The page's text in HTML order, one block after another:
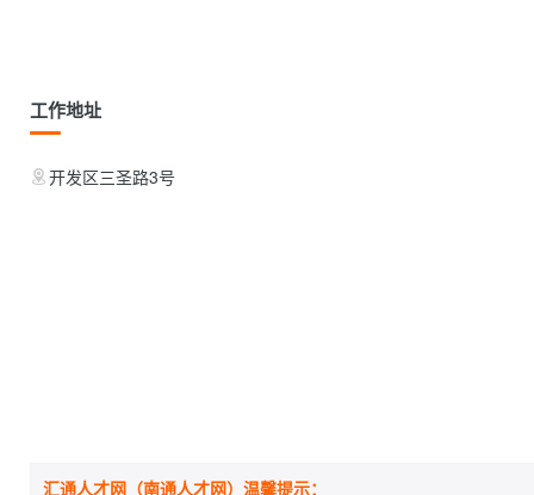
工作地址
开发区三圣路3号
汇通人才网（南通人才网）温馨提示：